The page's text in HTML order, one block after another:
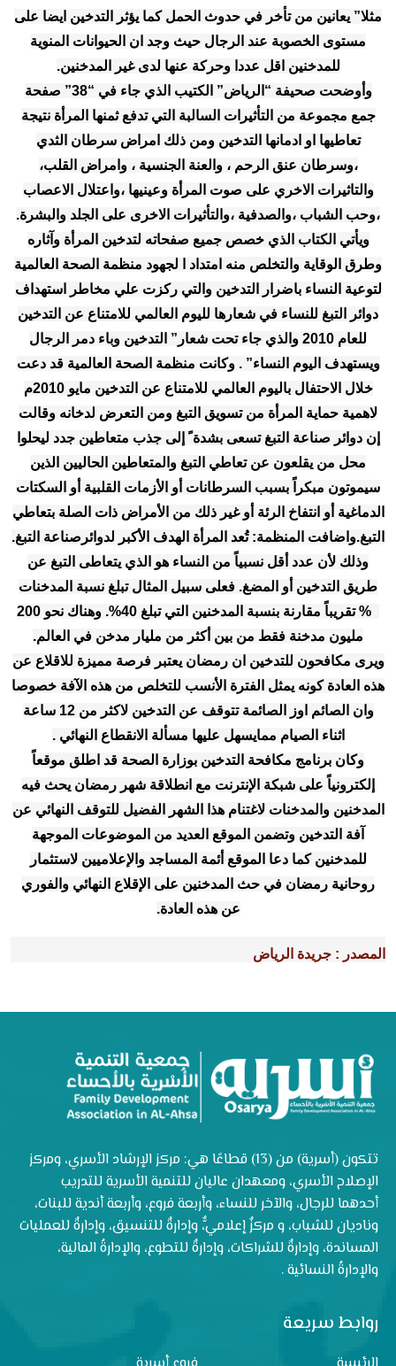
مثلا” يعانين من تأخر في حدوث الحمل كما يؤثر التدخين ايضا على
مستوى الخصوبة عند الرجال حيث وجد ان الحيوانات المنوية
للمدخنين اقل عددا وحركة عنها لدى غير المدخنين.
وأوضحت صحيفة “الرياض” الكتيب الذي جاء في “38” صفحة
جمع مجموعة من التأثيرات السالبة التي تدفع ثمنها المرأة نتيجة
تعاطيها او ادمانها التدخين ومن ذلك امراض سرطان الثدي
،وسرطان عنق الرحم ، والعنة الجنسية ، وامراض القلب،
والتاثيرات الاخري على صوت المرأة وعينيها ،واعتلال الاعصاب
،وحب الشباب ،والصدفية ،والتأثيرات الاخرى على الجلد والبشرة.
ويأتي الكتاب الذي خصص جميع صفحاته لتدخين المرأة وآثاره
وطرق الوقاية والتخلص منه امتداد ا لجهود منظمة الصحة العالمية
لتوعية النساء باضرار التدخين والتي ركزت علي مخاطر استهداف
دوائر التبغ للنساء في شعارها لليوم العالمي للامتناع عن التدخين
للعام 2010 والذي جاء تحت شعار” التدخين وباء دمر الرجال
ويستهدف اليوم النساء” . وكانت منظمة الصحة العالمية قد دعت
خلال الاحتفال باليوم العالمي للامتناع عن التدخين مايو 2010م
لاهمية حماية المرأة من تسويق التبغ ومن التعرض لدخانه وقالت
إن دوائر صناعة التبغ تسعى بشدة ً إلى جذب متعاطين جدد ليحلوا
محل من يقلعون عن تعاطي التبغ والمتعاطين الحاليين الذين
سيموتون مبكراً بسبب السرطانات أو الأزمات القلبية أو السكتات
الدماغية أو انتفاخ الرئة أو غير ذلك من الأمراض ذات الصلة بتعاطي
التبغ.واضافت المنظمة: تُعد المرأة الهدف الأكبر لدوائرصناعة التبغ.
وذلك لأن عدد أقل نسبياً من النساء هو الذي يتعاطى التبغ عن
طريق التدخين أو المضغ. فعلى سبيل المثال تبلغ نسبة المدخنات
9% تقريباً مقارنة بنسبة المدخنين التي تبلغ 40%. وهناك نحو 200
مليون مدخنة فقط من بين أكثر من مليار مدخن في العالم.
ويرى مكافحون للتدخين ان رمضان يعتبر فرصة مميزة للاقلاع عن
هذه العادة كونه يمثل الفترة الأنسب للتخلص من هذه الآفة خصوصا
وان الصائم اوز الصائمة تتوقف عن التدخين لاكثر من 12 ساعة
اثناء الصيام ممايسهل عليها مسألة الانقطاع النهائي .
وكان برنامج مكافحة التدخين بوزارة الصحة قد اطلق موقعاً
إلكترونياً على شبكة الإنترنت مع انطلاقة شهر رمضان يحث فيه
المدخنين والمدخنات لاغتنام هذا الشهر الفضيل للتوقف النهائي عن
آفة التدخين وتضمن الموقع العديد من الموضوعات الموجهة
للمدخنين كما دعا الموقع أئمة المساجد والإعلاميين لاستثمار
روحانية رمضان في حث المدخنين على الإقلاع النهائي والفوري
عن هذه العادة.
المصدر : جريدة الرياض
تتكون (أسرية) من (13) قطاعًا هي: مركز الإرشاد الأسري، ومركز
الإصلاح الأسري، ومعهدان عاليان للتنمية الأسرية للتدريب
أحدهما للرجال، والآخر للنساء، وأربعة فروع، وأربعة أندية للبنات،
وناديان للشباب، و مركزٌ إعلاميٌّ، وإدارةٌ للتنسيق، وإدارةٌ للعمليات
المساندة، وإدارةٌ للشراكات، وإدارةٌ للتطوع، والإدارةُ المالية،
والإدارةُ النسائية .
روابط سريعة